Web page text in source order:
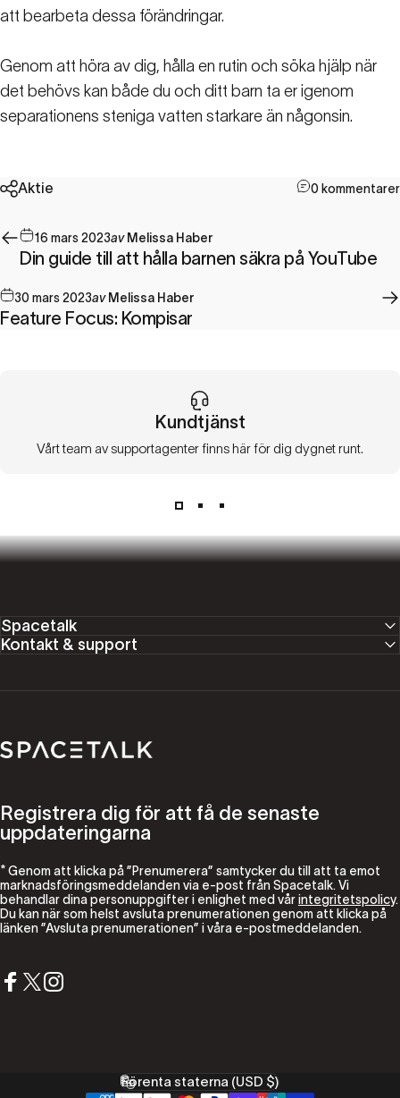
att bearbeta dessa förändringar.
Genom att höra av dig, hålla en rutin och söka hjälp när
det behövs kan både du och ditt barn ta er igenom
separationens steniga vatten starkare än någonsin.
Aktie 0 kommentarer
16 mars 2023av Melissa Haber
Din guide till att hålla barnen säkra på YouTube
30 mars 2023av Melissa Haber
Feature Focus: Kompisar
Kundtjänst
Vårt team av supportagenter finns här för dig dygnet runt.
Spacetalk
Kontakt & support
Spacetalk
Registrera dig för att få de senaste
uppdateringarna
* Genom att klicka på ”Prenumerera” samtycker du till att ta emot
marknadsföringsmeddelanden via e-post från Spacetalk. Vi
behandlar dina personuppgifter i enlighet med vårintegritetspolicy.
Du kan när som helst avsluta prenumerationen genom att klicka på
länken ”Avsluta prenumerationen” i våra e-postmeddelanden.
Land/region
Förenta staterna (USD $)